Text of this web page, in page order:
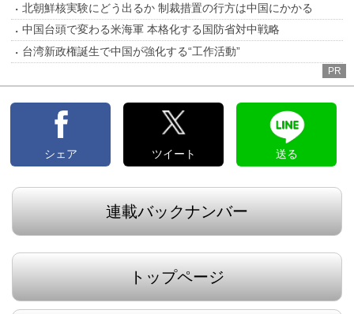
北朝鮮核実験にどう出るか 制裁措置の行方は中国にかかる
中国台頭で変わる米海軍 本格化する国防省対中戦略
台湾新政権誕生で中国が強化する“工作活動”
PR
シェア ツイート 送る
連載バックナンバー
トップページ